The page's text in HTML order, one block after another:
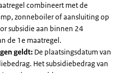
combineert met de
zonneboiler of aansluiting op
subsidie aan binnen 24
de 1e maatregel.
geldt: De plaatsingsdatum van
Het subsidiebedrag van